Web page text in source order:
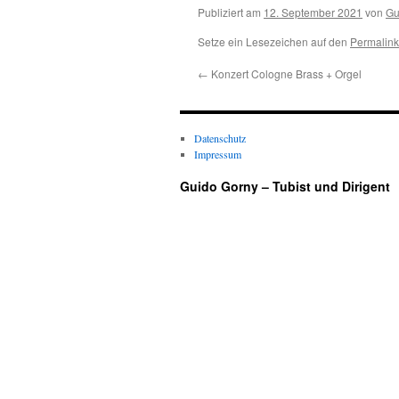
Publiziert am 12. September 2021 von
Setze ein Lesezeichen auf den Permalink
← Konzert Cologne Brass + Orgel
Datenschutz
Impressum
Guido Gorny – Tubist und Dirigent